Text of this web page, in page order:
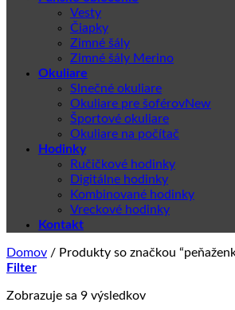
Vesty
Čiapky
Zimné šály
Zimné šály Merino
Okuliare
Slnečné okuliare
Okuliare pre šoférov
Športové okuliare
Okuliare na počítač
Hodinky
Ručičkové hodinky
Digitálne hodinky
Kombinované hodinky
Vreckové hodinky
Kontakt
Domov / Produkty so značkou
Filter
Zobrazuje sa 9 výsledkovZoradené